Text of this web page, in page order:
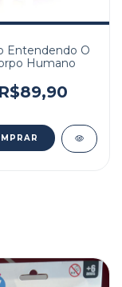
Entendendo O
Humano
R$89,90